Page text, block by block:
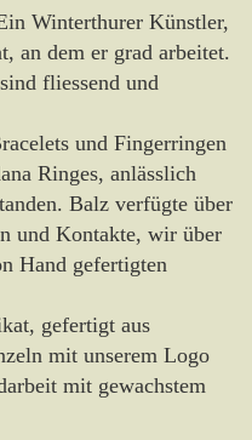
Winterthurer Künstler,
an dem er grad arbeitet.
fliessend und
und Fingerringen
Ringes, anlässlich
Balz verfügte über
und Kontakte, wir über
Hand gefertigten
gefertigt aus
mit unserem Logo
mit gewachstem